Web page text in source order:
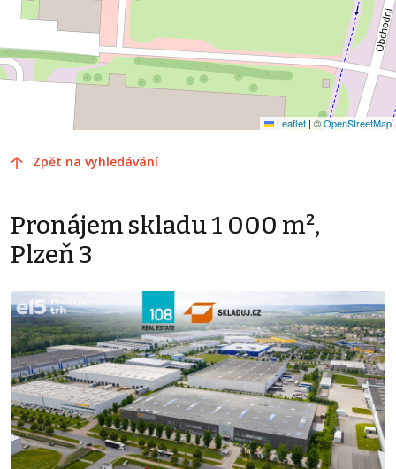
Leaflet | ©OpenStreetMap
Zpět na vyhledávání
Pronájem skladu 1 000 m²,
Plzeň 3